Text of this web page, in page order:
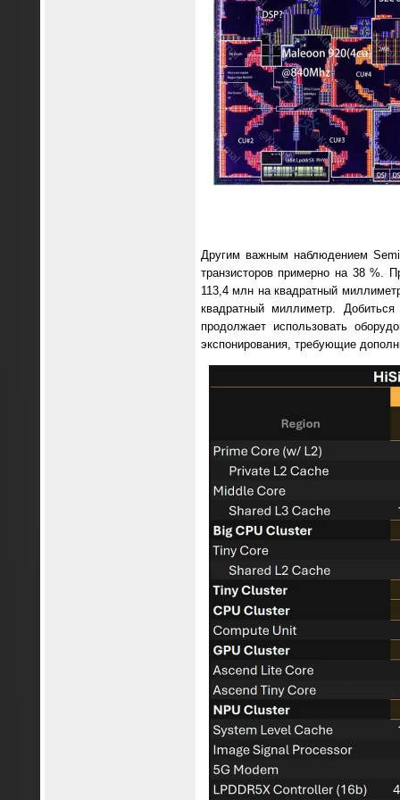
Другим важным наблюдением
транзисторов примерно на 38 %.
113,4 млн на квадратный
квадратный миллиметр.
продолжает использовать
экспонирования, требующие